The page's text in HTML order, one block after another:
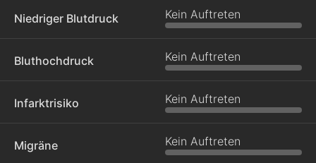
Niedriger Blutdruck Kein Auftreten
Bluthochdruck Kein Auftreten
Infarktrisiko Kein Auftreten
Migräne Kein Auftreten